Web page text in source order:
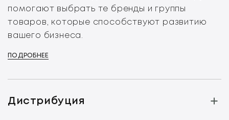
помогают выбрать те бренды и группы
товаров, которые способствуют развитию
вашего бизнеса.
ПОДРОБНЕЕ
Дистрибуция